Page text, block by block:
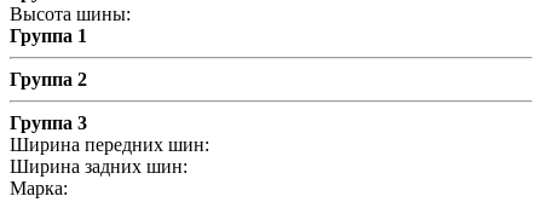
Высота шины:
Группа 1
Группа 2
Группа 3
Ширина передних шин:
Ширина задних шин:
Марка: